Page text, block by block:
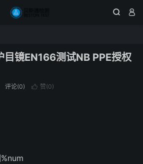
 
目镜EN166测试NB PPE授权
评论(0)  赞(0)